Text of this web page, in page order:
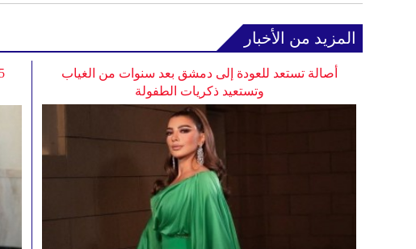
المزيد من الأخبار
أصالة تستعد للعودة إلى دمشق بعد سنوات من الغياب
وتستعيد ذكريات الطفولة